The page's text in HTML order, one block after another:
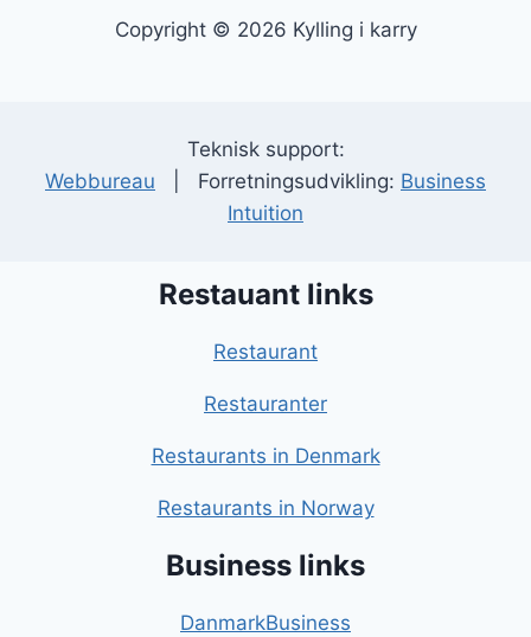
Copyright © 2026 Kylling i karry
Teknisk support:
Webbureau | Forretningsudvikling: Business
Intuition
Restauant links
Restaurant
Restauranter
Restaurants in Denmark
Restaurants in Norway
Business links
DanmarkBusiness